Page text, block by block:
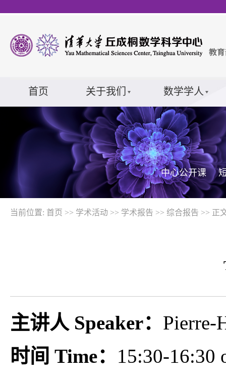
首页 关于我们 数学学人
中心公开课
当前位置: 首页 >> 学术活动 >> 学术报告 >> 综合报告 >> 正
主讲人 Speaker： Pierre-
时间 Time： 15:30-16:30